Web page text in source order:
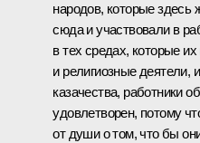
народов, которые здесь
сюда и участвовали в
в тех средах, которые
и религиозные деятели,
казачества, работники
удовлетворен, потому
от души о том, что бы